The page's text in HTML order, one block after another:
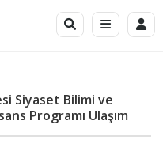
Siyaset Bilimi ve
Programı Ulaşım